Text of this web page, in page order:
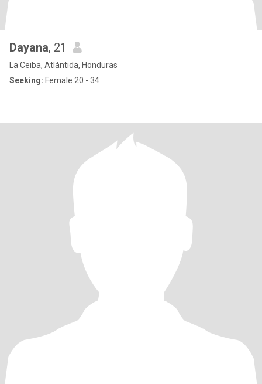
Dayana, 21
La Ceiba, Atlántida, Honduras
Seeking: Female 20 - 34